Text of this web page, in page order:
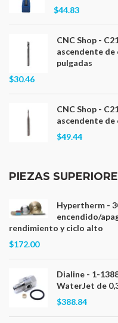
$44.83
CNC Shop -
ascendente
pulgadas
$30.46
CNC Shop -
ascendente
$49.44
PIEZAS
Hypertherm -
encendido/
rendimiento y ciclo alto
$172.00
Dialine - 1-
WaterJet de
$388.84